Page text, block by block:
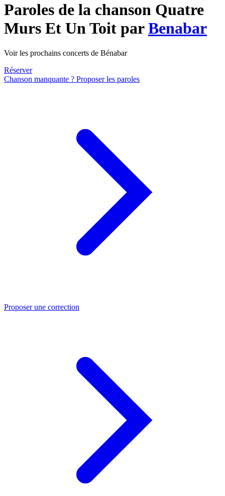
Paroles de la chanson Quatre
Murs Et Un Toit parBenabar
Voir les prochains concerts de Bénabar
Réserver
Chanson manquante ? Proposer les paroles
Proposer une correction